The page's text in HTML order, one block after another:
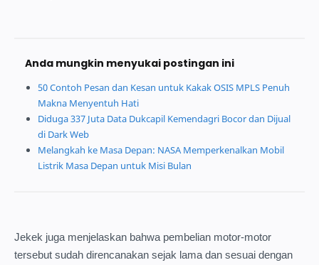
Anda mungkin menyukai postingan ini
50 Contoh Pesan dan Kesan untuk Kakak OSIS MPLS Penuh
Makna Menyentuh Hati
Diduga 337 Juta Data Dukcapil Kemendagri Bocor dan Dijual
di Dark Web
Melangkah ke Masa Depan: NASA Memperkenalkan Mobil
Listrik Masa Depan untuk Misi Bulan
Jekek juga menjelaskan bahwa pembelian motor-motor
tersebut sudah direncanakan sejak lama dan sesuai dengan